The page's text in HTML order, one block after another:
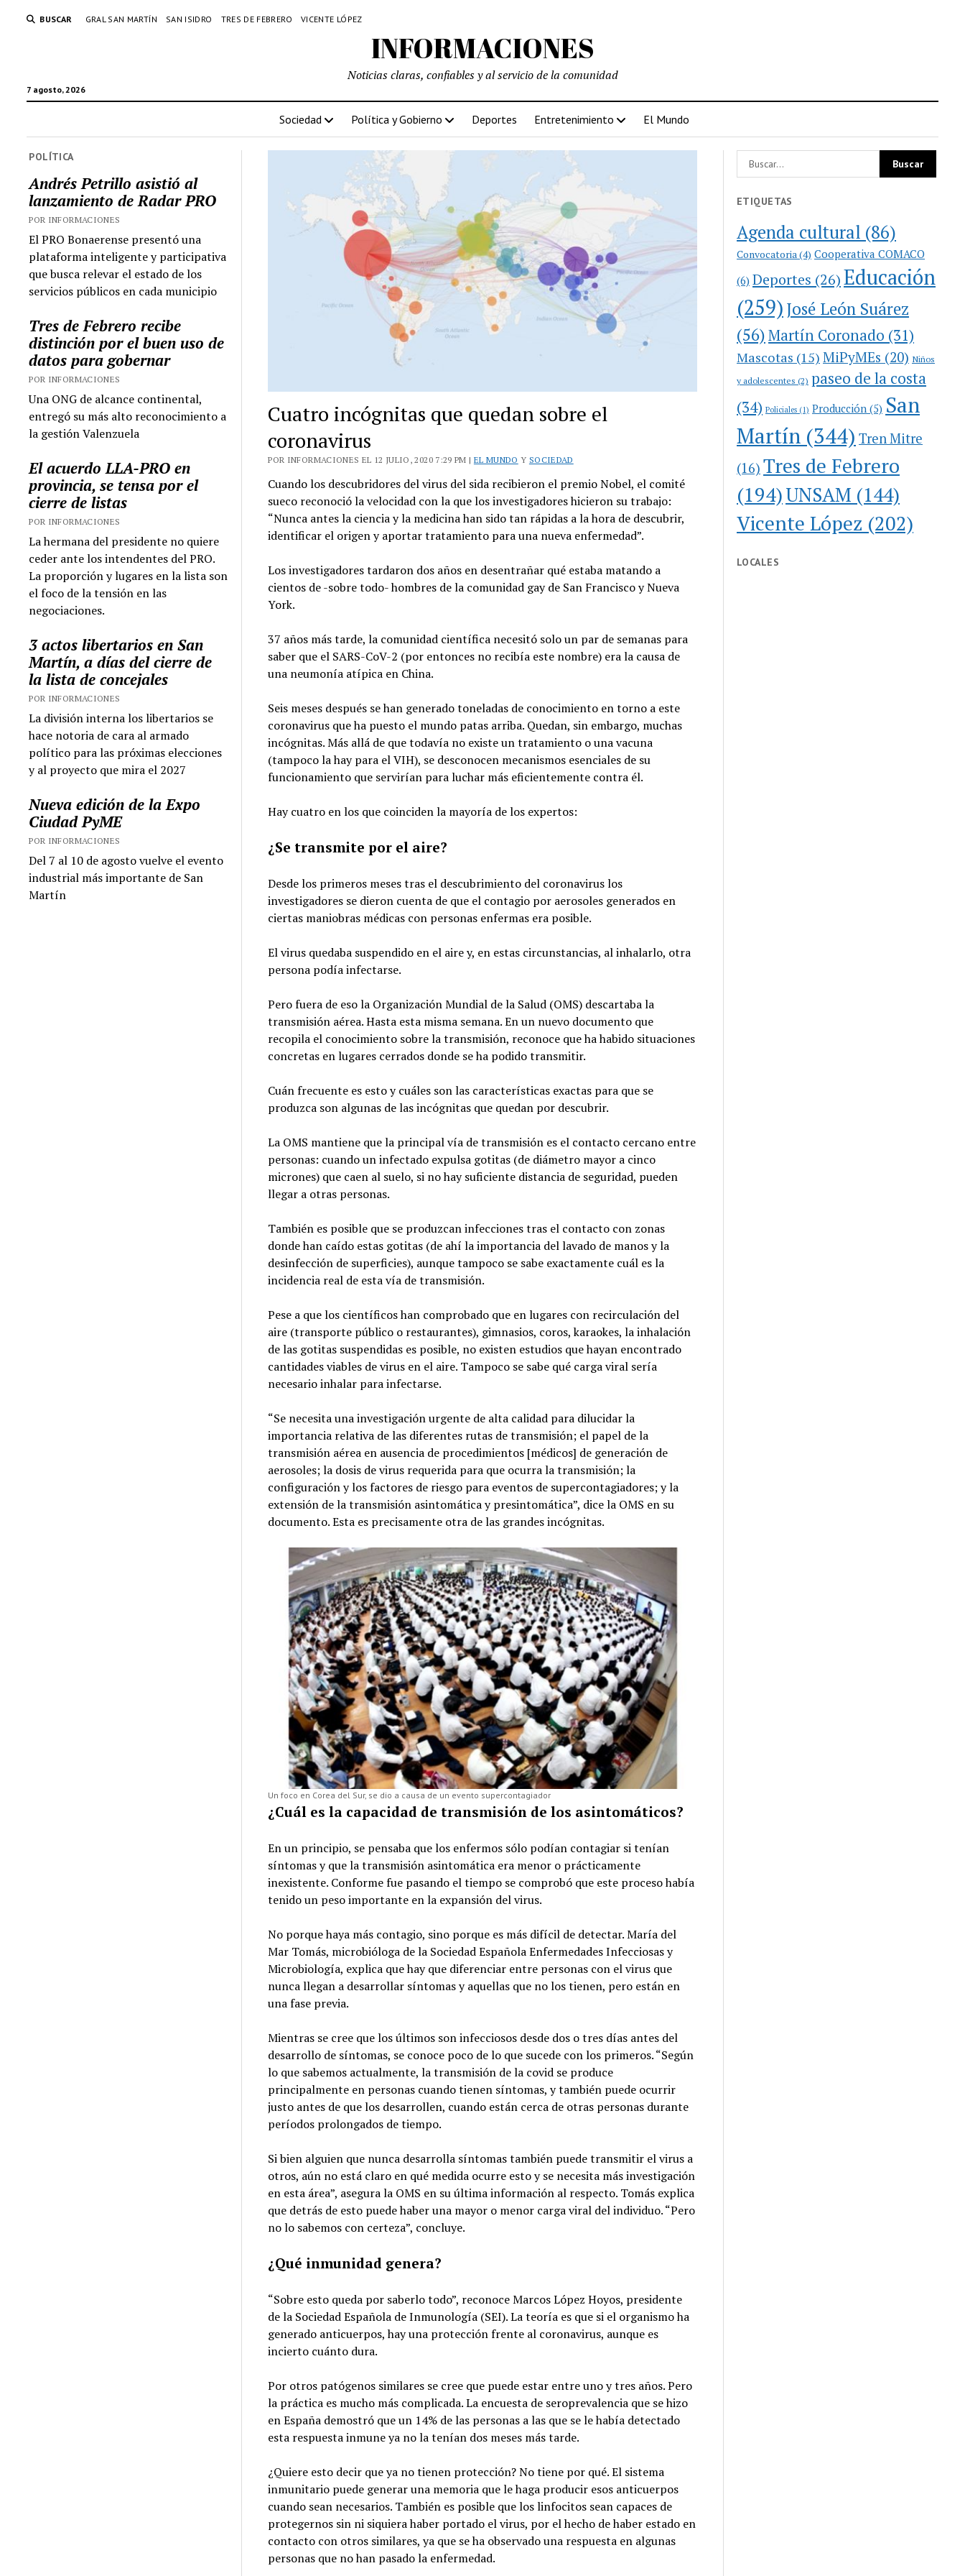
BUSCAR GRAL SAN MARTÍN SAN ISIDRO TRES DE FEBRERO VICENTE LÓPEZ
INFORMACIONES
7 agosto, 2026
Noticias claras, confiables y al servicio de la comunidad
Sociedad Política y Gobierno Deportes Entretenimiento El Mundo
POLÍTICA
Andrés Petrillo asistió al
lanzamiento de Radar PRO
POR INFORMACIONES
El PRO Bonaerense presentó una
plataforma inteligente y participativa
que busca relevar el estado de los
servicios públicos en cada municipio
Tres de Febrero recibe
distinción por el buen uso de
datos para gobernar
POR INFORMACIONES
Una ONG de alcance continental,
entregó su más alto reconocimiento a
la gestión Valenzuela
El acuerdo LLA-PRO en
provincia, se tensa por el
cierre de listas
POR INFORMACIONES
La hermana del presidente no quiere
ceder ante los intendentes del PRO.
La proporción y lugares en la lista son
el foco de la tensión en las
negociaciones.
3 actos libertarios en San
Martín, a días del cierre de
la lista de concejales
POR INFORMACIONES
La división interna los libertarios se
hace notoria de cara al armado
político para las próximas elecciones
y al proyecto que mira el 2027
Nueva edición de la Expo
Ciudad PyME
POR INFORMACIONES
Del 7 al 10 de agosto vuelve el evento
industrial más importante de San
Martín
Cuatro incógnitas que quedan sobre el
coronavirus
POR INFORMACIONES EL 12 JULIO, 2020 7:29 PM | EL MUNDO Y SOCIEDAD
Cuando los descubridores del virus del sida recibieron el premio Nobel, el comité
sueco reconoció la velocidad con la que los investigadores hicieron su trabajo:
“Nunca antes la ciencia y la medicina han sido tan rápidas a la hora de descubrir,
identificar el origen y aportar tratamiento para una nueva enfermedad”.
Los investigadores tardaron dos años en desentrañar qué estaba matando a
cientos de -sobre todo- hombres de la comunidad gay de San Francisco y Nueva
York.
37 años más tarde, la comunidad científica necesitó solo un par de semanas para
saber que el SARS-CoV-2 (por entonces no recibía este nombre) era la causa de
una neumonía atípica en China.
Seis meses después se han generado toneladas de conocimiento en torno a este
coronavirus que ha puesto el mundo patas arriba. Quedan, sin embargo, muchas
incógnitas. Más allá de que todavía no existe un tratamiento o una vacuna
(tampoco la hay para el VIH), se desconocen mecanismos esenciales de su
funcionamiento que servirían para luchar más eficientemente contra él.
Hay cuatro en los que coinciden la mayoría de los expertos:
¿Se transmite por el aire?
Desde los primeros meses tras el descubrimiento del coronavirus los
investigadores se dieron cuenta de que el contagio por aerosoles generados en
ciertas maniobras médicas con personas enfermas era posible.
El virus quedaba suspendido en el aire y, en estas circunstancias, al inhalarlo, otra
persona podía infectarse.
Pero fuera de eso la Organización Mundial de la Salud (OMS) descartaba la
transmisión aérea. Hasta esta misma semana. En un nuevo documento que
recopila el conocimiento sobre la transmisión, reconoce que ha habido situaciones
concretas en lugares cerrados donde se ha podido transmitir.
Cuán frecuente es esto y cuáles son las características exactas para que se
produzca son algunas de las incógnitas que quedan por descubrir.
La OMS mantiene que la principal vía de transmisión es el contacto cercano entre
personas: cuando un infectado expulsa gotitas (de diámetro mayor a cinco
micrones) que caen al suelo, si no hay suficiente distancia de seguridad, pueden
llegar a otras personas.
También es posible que se produzcan infecciones tras el contacto con zonas
donde han caído estas gotitas (de ahí la importancia del lavado de manos y la
desinfección de superficies), aunque tampoco se sabe exactamente cuál es la
incidencia real de esta vía de transmisión.
Pese a que los científicos han comprobado que en lugares con recirculación del
aire (transporte público o restaurantes), gimnasios, coros, karaokes, la inhalación
de las gotitas suspendidas es posible, no existen estudios que hayan encontrado
cantidades viables de virus en el aire. Tampoco se sabe qué carga viral sería
necesario inhalar para infectarse.
“Se necesita una investigación urgente de alta calidad para dilucidar la
importancia relativa de las diferentes rutas de transmisión; el papel de la
transmisión aérea en ausencia de procedimientos [médicos] de generación de
aerosoles; la dosis de virus requerida para que ocurra la transmisión; la
configuración y los factores de riesgo para eventos de supercontagiadores; y la
extensión de la transmisión asintomática y presintomática”, dice la OMS en su
documento. Esta es precisamente otra de las grandes incógnitas.
Un foco en Corea del Sur, se dio a causa de un evento supercontagiador
¿Cuál es la capacidad de transmisión de los asintomáticos?
En un principio, se pensaba que los enfermos sólo podían contagiar si tenían
síntomas y que la transmisión asintomática era menor o prácticamente
inexistente. Conforme fue pasando el tiempo se comprobó que este proceso había
tenido un peso importante en la expansión del virus.
No porque haya más contagio, sino porque es más difícil de detectar. María del
Mar Tomás, microbióloga de la Sociedad Española Enfermedades Infecciosas y
Microbiología, explica que hay que diferenciar entre personas con el virus que
nunca llegan a desarrollar síntomas y aquellas que no los tienen, pero están en
una fase previa.
Mientras se cree que los últimos son infecciosos desde dos o tres días antes del
desarrollo de síntomas, se conoce poco de lo que sucede con los primeros. “Según
lo que sabemos actualmente, la transmisión de la covid se produce
principalmente en personas cuando tienen síntomas, y también puede ocurrir
justo antes de que los desarrollen, cuando están cerca de otras personas durante
períodos prolongados de tiempo.
Si bien alguien que nunca desarrolla síntomas también puede transmitir el virus a
otros, aún no está claro en qué medida ocurre esto y se necesita más investigación
en esta área”, asegura la OMS en su última información al respecto. Tomás explica
que detrás de esto puede haber una mayor o menor carga viral del individuo. “Pero
no lo sabemos con certeza”, concluye.
¿Qué inmunidad genera?
“Sobre esto queda por saberlo todo”, reconoce Marcos López Hoyos, presidente
de la Sociedad Española de Inmunología (SEI). La teoría es que si el organismo ha
generado anticuerpos, hay una protección frente al coronavirus, aunque es
incierto cuánto dura.
Por otros patógenos similares se cree que puede estar entre uno y tres años. Pero
la práctica es mucho más complicada. La encuesta de seroprevalencia que se hizo
en España demostró que un 14% de las personas a las que se le había detectado
esta respuesta inmune ya no la tenían dos meses más tarde.
¿Quiere esto decir que ya no tienen protección? No tiene por qué. El sistema
inmunitario puede generar una memoria que le haga producir esos anticuerpos
cuando sean necesarios. También es posible que los linfocitos sean capaces de
protegernos sin ni siquiera haber portado el virus, por el hecho de haber estado en
contacto con otros similares, ya que se ha observado una respuesta en algunas
personas que no han pasado la enfermedad.
ETIQUETAS
Agenda cultural (86)
Convocatoria (4) Cooperativa COMACO
(6) Deportes (26)Educación
(259)José León Suárez
(56)Martín Coronado (31)
Mascotas (15) MiPyMEs (20) Niños
y adolescentes (2) paseo de la costa
(34) Policiales (1) Producción (5) San
Martín (344) Tren Mitre
(16) Tres de Febrero
(194)UNSAM (144)
Vicente López (202)
LOCALES